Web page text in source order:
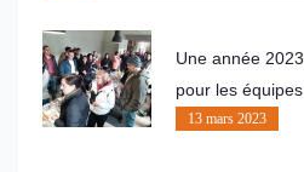
Une année
pour les
13 mars 2023